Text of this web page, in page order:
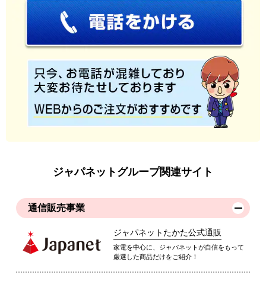
ジャパネットグループ関連サイト
通信販売事業
ジャパネットたかた公式通販
家電を中心に、ジャパネットが自信をもって
厳選した商品だけをご紹介！